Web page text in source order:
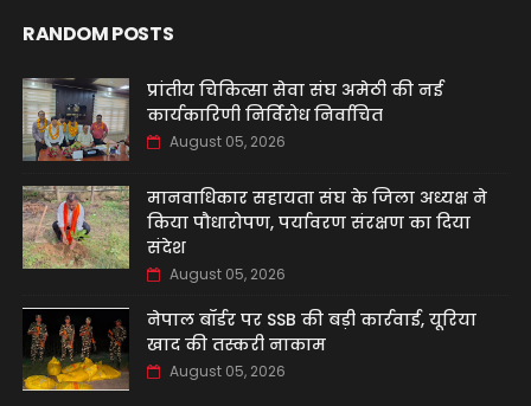
RANDOM POSTS
प्रांतीय चिकित्सा सेवा संघ अमेठी की नई
कार्यकारिणी निर्विरोध निर्वाचित
August 05, 2026
मानवाधिकार सहायता संघ के जिला अध्यक्ष ने
किया पौधारोपण, पर्यावरण संरक्षण का दिया
संदेश
August 05, 2026
नेपाल बॉर्डर पर SSB की बड़ी कार्रवाई, यूरिया
खाद की तस्करी नाकाम
August 05, 2026